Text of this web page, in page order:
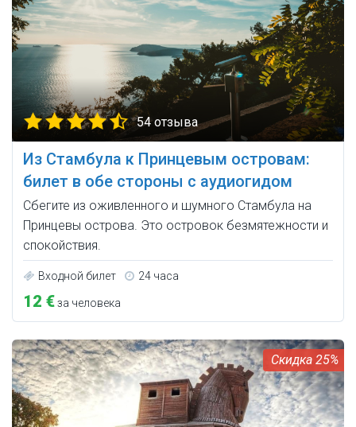
54 отзыва
Из Стамбула к Принцевым островам:
билет в обе стороны с аудиогидом
Сбегите из оживленного и шумного Стамбула на
Принцевы острова. Это островок безмятежности и
спокойствия.
Входной билет 24 часа
12 €за человека
25%